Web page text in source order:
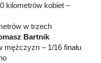
kilometrów kobiet –
w trzech
Bartnik
mężczyzn – 1/16 finału